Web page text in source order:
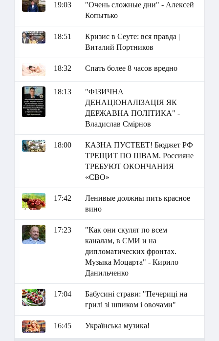
19:03
"Очень сложные дни" - Алексей
Копытько
18:51
Кризис в Сеуте: вся правда |
Виталий Портников
18:32 Спать более 8 часов вредно
18:13
"ФІЗИЧНА
ДЕНАЦІОНАЛІЗАЦІЯ ЯК
ДЕРЖАВНА ПОЛІТИКА" -
Владислав Смірнов
18:00
КАЗНА ПУСТЕЕТ! Бюджет РФ
ТРЕЩИТ ПО ШВАМ. Россияне
ТРЕБУЮТ ОКОНЧАНИЯ
«СВО»
17:42
Ленивые должны пить красное
вино
17:23
"Как они скулят по всем
каналам, в СМИ и на
дипломатических фронтах.
Музыка Моцарта" - Кирило
Данильченко
17:04
Бабусині страви: "Печериці на
грилі зі шпиком і овочами"
16:45 Українська музика!